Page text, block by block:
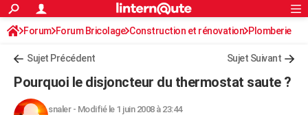
ACTUALITÉS
Politique
Société
Faits Divers
Education
Monde
Villes
+
FINANCE
Rechercher
S'inscrire
Connexion
Forum Forum Bricolage Construction et rénovation Plomberie
Sujet Précédent Sujet Suivant
Pourquoi le disjoncteur du thermostat saute ?
snaler- Modifié le 1 juin 2008 à 23:44